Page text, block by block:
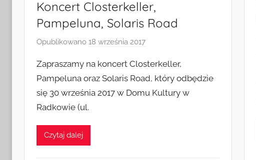
Koncert Closterkeller,
Pampeluna, Solaris Road
Opublikowano 18 września 2017
z
e
z
Zapraszamy na koncert Closterkeller,
Pampeluna oraz Solaris Road, który odbędzie
się 30 września 2017 w Domu Kultury w
Radkowie (ul.
Czytaj dalej